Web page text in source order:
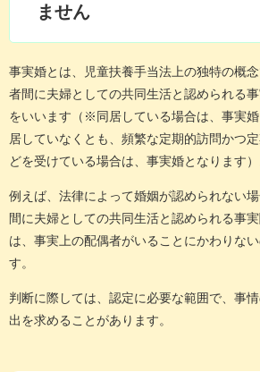
ません
事実婚とは、児童扶養手当法上の独特の概
者間に夫婦としての共同生活と認められる
をいいます（※同居している場合は、事実
居していなくとも、頻繁な定期的訪問かつ
どを受けている場合は、事実婚となります）
例えば、法律によって婚姻が認められない
間に夫婦としての共同生活と認められる事
は、事実上の配偶者がいることにかわりな
す。
判断に際しては、認定に必要な範囲で、事
出を求めることがあります。​